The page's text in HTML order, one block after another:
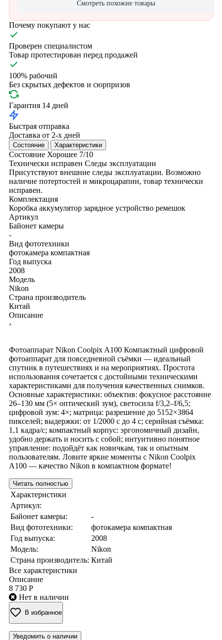
Смотреть похожие товары
Почему покупают у нас
Проверен специалистом
Товар протестирован перед продажей
100% рабочий
Без скрытых дефектов и сюрпризов
Гарантия 14 дней
Быстрая отправка
Доставка от 2-х дней
Состояние Характеристики
Состояние Хорошее 7/10
Технически исправен Следы эксплуатации
Присутствуют внешние следы эксплуатации. Возможно
наличие потертостей и микроцарапин, товар технически
исправен.
Комплектация
Коробка аккумулятор зарядное устройство ремешок
Артикул
Байонет камеры
-
Вид фототехники
фотокамера компактная
Год выпуска
2008
Модель
Nikon
Страна производитель
Китай
Описание
›
Фотоаппарат Nikon Coolpix A100 Компактный цифровой
фотоаппарат для повседневной съёмки — идеальный
спутник в путешествиях и на мероприятиях. Простота
использования сочетается с достойными техническими
характеристиками для получения качественных снимков.
Основные характеристики: объектив: фокусное расстояние
26–130 мм (5× оптический зум), светосила f/3,2–f/6,5;
цифровой зум: 4×; матрица: разрешение до 5152×3864
пикселей; выдержки: от 1/2000 с до 4 с; серийная съёмка:
1,1 кадра/с; компактный корпус: эргономичный дизайн,
удобно держать и носить с собой; интуитивно понятное
управление: подойдёт как новичкам, так и опытным
пользователям. Ловите яркие моменты с Nikon Coolpix
A100 — качество Nikon в компактном формате!
Читать полностью
Характеристики
Артикул:
Байонет камеры:
-
Вид фототехники:
фотокамера компактная
Год выпуска:
2008
Модель:
Nikon
Страна производитель: Китай
Все характеристики
Описание
8 730 Р
Нет в наличии
В избранное
Уведомить о наличии